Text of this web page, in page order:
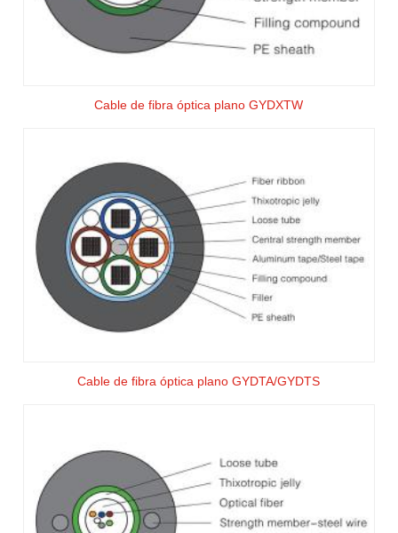
Cable de fibra óptica plano GYDXTW
Cable de fibra óptica plano GYDTA/GYDTS